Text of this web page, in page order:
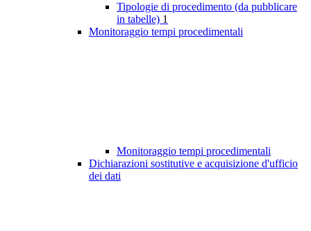
Tipologie di procedimento (da pubblicare
in tabelle) 1
Monitoraggio tempi procedimentali
Monitoraggio tempi procedimentali
Dichiarazioni sostitutive e acquisizione d'ufficio
dei dati